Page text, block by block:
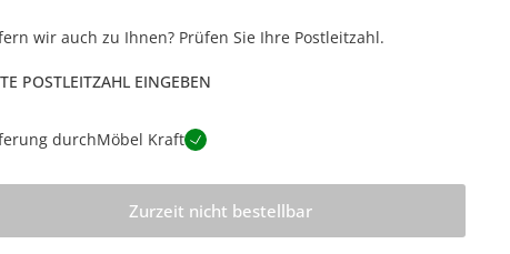
wir auch zu Ihnen? Prüfen Sie Ihre Postleitzahl.
POSTLEITZAHL EINGEBEN
durchMöbel Kraft
Zurzeit nicht bestellbar